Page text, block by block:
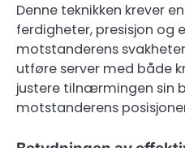
Denne teknikken krever
ferdigheter, presisjon og
motstanderens
utføre server med både
justere tilnærmingen sin
motstanderens